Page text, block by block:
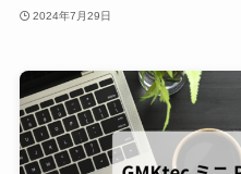
2024年7月29日